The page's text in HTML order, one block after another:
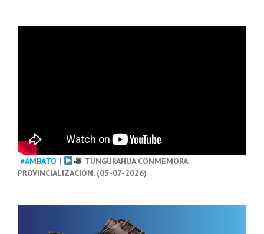
#AMBATO |
TUNGURAHUA CONMEMORA
PROVINCIALIZACIÓN. (03-07-2026)